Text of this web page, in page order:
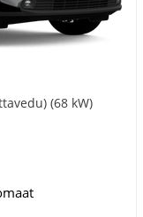
(68 kW)